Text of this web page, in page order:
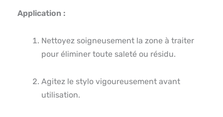
Application :
Nettoyez soigneusement la zone à traiter
pour éliminer toute saleté ou résidu.
Agitez le stylo vigoureusement avant
utilisation.